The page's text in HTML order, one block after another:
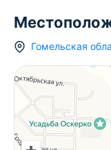
Гомельская